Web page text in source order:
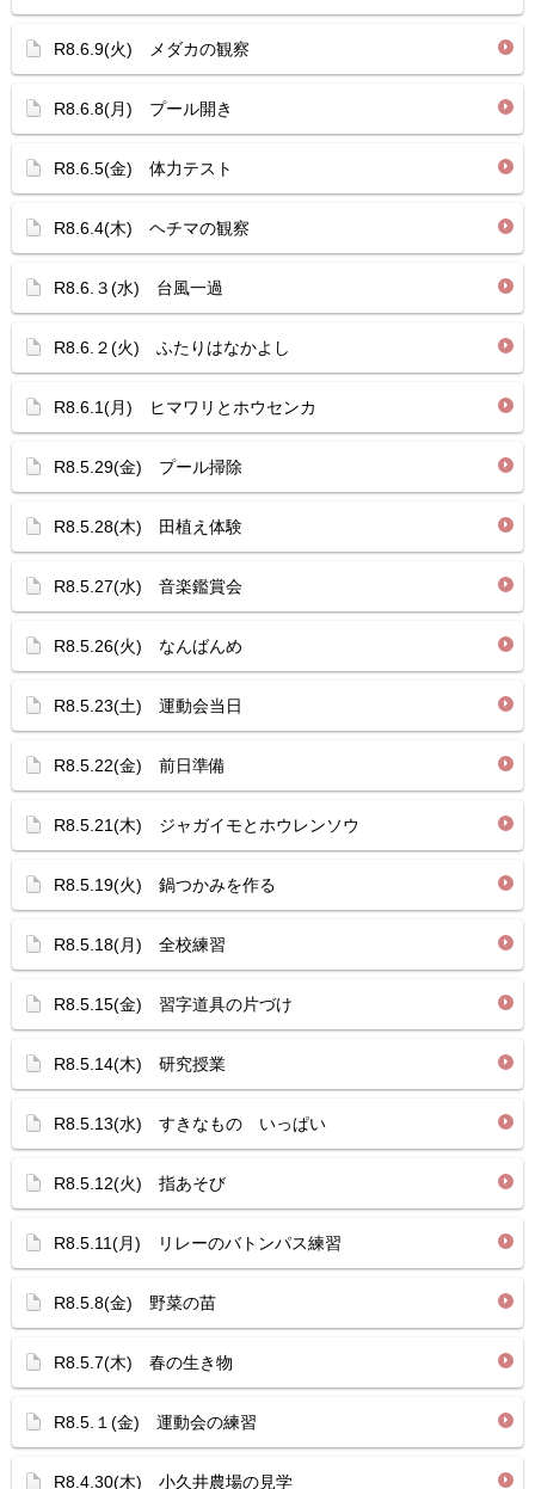
R8.6.9(火) メダカの観察
R8.6.8(月) プール開き
R8.6.5(金) 体力テスト
R8.6.4(木) ヘチマの観察
R8.6.３(水) 台風一過
R8.6.２(火) ふたりはなかよし
R8.6.1(月) ヒマワリとホウセンカ
R8.5.29(金) プール掃除
R8.5.28(木) 田植え体験
R8.5.27(水) 音楽鑑賞会
R8.5.26(火) なんばんめ
R8.5.23(土) 運動会当日
R8.5.22(金) 前日準備
R8.5.21(木) ジャガイモとホウレンソウ
R8.5.19(火) 鍋つかみを作る
R8.5.18(月) 全校練習
R8.5.15(金) 習字道具の片づけ
R8.5.14(木) 研究授業
R8.5.13(水) すきなもの いっぱい
R8.5.12(火) 指あそび
R8.5.11(月) リレーのバトンパス練習
R8.5.8(金) 野菜の苗
R8.5.7(木) 春の生き物
R8.5.１(金) 運動会の練習
R8.4.30(木) 小久井農場の見学